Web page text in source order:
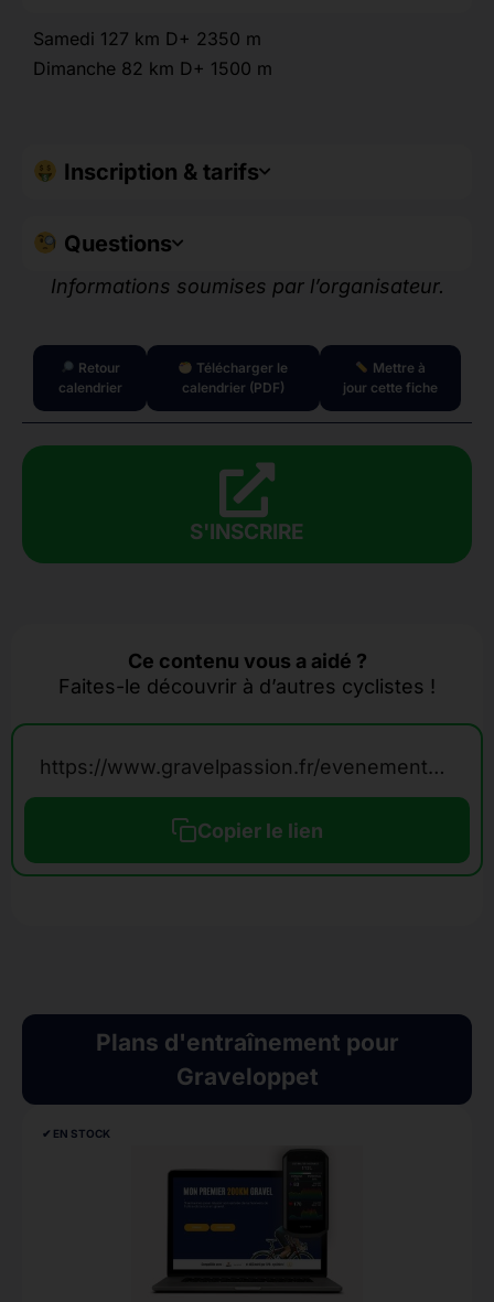
Samedi 127 km D+ 2350 m
Dimanche 82 km D+ 1500 m
Inscription & tarifs
Questions
Informations soumises par l’organisateur.
Retour
calendrier
Télécharger le
calendrier (PDF)
Mettre à
jour cette fiche
S'INSCRIRE
Ce contenu vous a aidé ?
Faites-le découvrir à d’autres cyclistes !
https://www.gravelpassion.fr/evenements-calendrier-gravel/graveloppet/
Copier le lien
Plans d'entraînement pour
Graveloppet
✔︎ EN STOCK